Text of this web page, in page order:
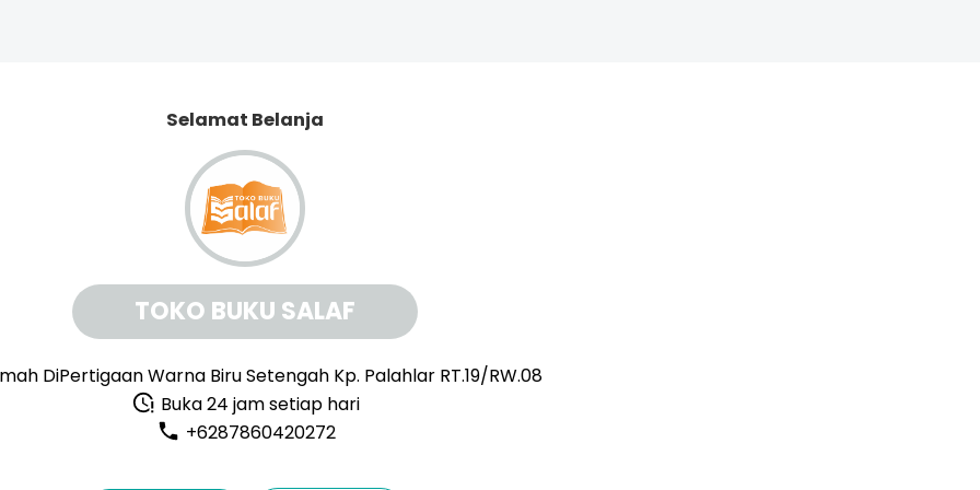
Selamat Belanja
TOKO BUKU SALAF
DiPertigaan Warna Biru Setengah Kp. Palahlar RT.19/RW.08
Buka 24 jam setiap hari
+6287860420272